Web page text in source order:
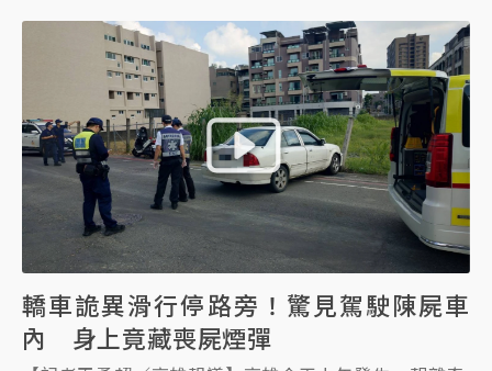
轎車詭異滑行停路旁！驚見駕駛陳屍車
內 身上竟藏喪屍煙彈